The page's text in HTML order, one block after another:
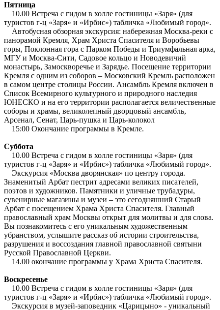
Пятница
10.00 Встреча с гидом в холле гостиницы «Заря» (для
туристов г-ц «Заря» и «Ирбис») табличка «Любимый город».
Автобусная обзорная экскурсия: набережная Москва-реки с
панорамой Кремля, Храм Христа Спасителя и Воробьевы
горы, Поклонная гора с Парком Победы и Триумфальная арка,
МГУ и Москва-Сити, Садовое кольцо и Новодевичий
монастырь, Замоскворечье и Зарядье. Посещение территории
Кремля с одним из соборов – Московский Кремль расположен
в самом центре столицы России. Ансамбль Кремля включен в
Список Всемирного культурного и природного наследия
ЮНЕСКО и на его территории располагается величественные
соборы и храмы, великолепный дворцовый ансамбль,
Арсенал, Сенат, Царь-пушка и Царь-колокол
15:00 Окончание программы в Кремле.
Суббота
10.00 Встреча с гидом в холле гостиницы «Заря» (для
туристов г-ц «Заря» и «Ирбис») табличка «Любимый город».
Экскурсия «Москва дворянская» по центру города.
Знаменитый Арбат пестрит адресами великих писателей,
поэтов и художников. Памятники и уличные трубадуры,
сувенирные магазины и музеи – это сегодняшний Старый
Арбат с посещением Храма Христа Спасителя. Главный
православный храм Москвы открыт для молитвы и для слова.
Вы познакомитесь с его уникальным художественным
убранством, услышите рассказ об истории строительства,
разрушения и воссоздания главной православной святыни
Русской Православной Церкви.
14.00 окончание программы у Храма Христа Спасителя.
Воскресенье
10.00 Встреча с гидом в холле гостиницы «Заря» (для
туристов г-ц «Заря» и «Ирбис») табличка «Любимый город».
Экскурсия в музей-заповедник «Царицыно» - уникальный